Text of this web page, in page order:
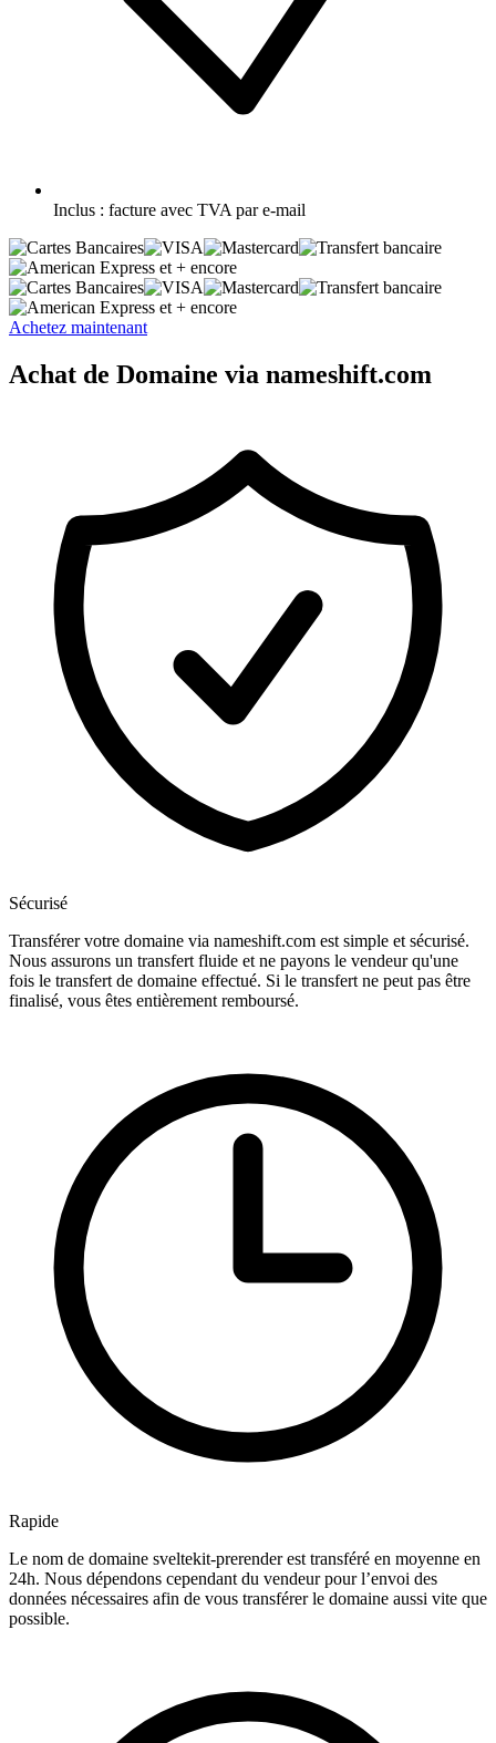
Inclus : facture avec TVA par e-mail
et + encore
et + encore
Achetez maintenant
Achat de Domaine via nameshift.com
Sécurisé
Transférer votre domaine via nameshift.com est simple et sécurisé.
Nous assurons un transfert fluide et ne payons le vendeur qu'une
fois le transfert de domaine effectué. Si le transfert ne peut pas être
finalisé, vous êtes entièrement remboursé.
Rapide
Le nom de domaine sveltekit-prerender est transféré en moyenne en
24h. Nous dépendons cependant du vendeur pour l’envoi des
données nécessaires afin de vous transférer le domaine aussi vite que
possible.